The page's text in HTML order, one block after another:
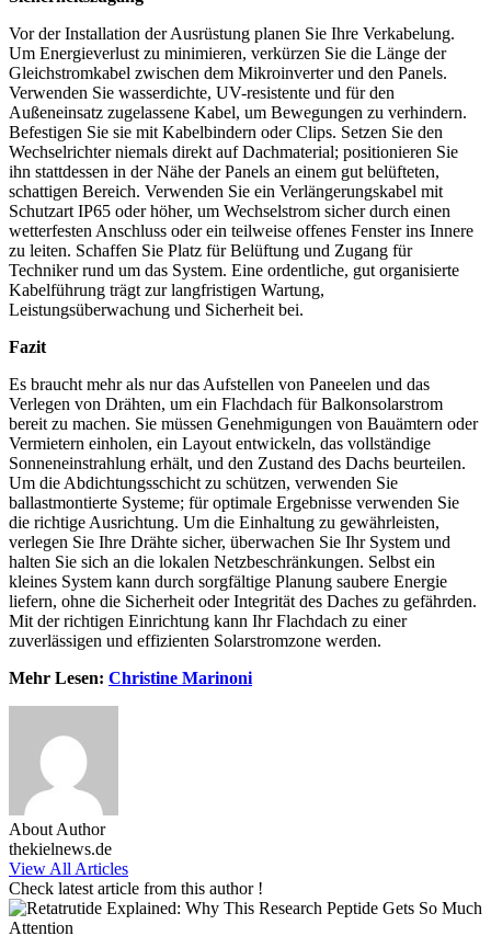
Vor der Installation der Ausrüstung planen Sie Ihre Verkabelung.
Um Energieverlust zu minimieren, verkürzen Sie die Länge der
Gleichstromkabel zwischen dem Mikroinverter und den Panels.
Verwenden Sie wasserdichte, UV-resistente und für den
Außeneinsatz zugelassene Kabel, um Bewegungen zu verhindern.
Befestigen Sie sie mit Kabelbindern oder Clips. Setzen Sie den
Wechselrichter niemals direkt auf Dachmaterial; positionieren Sie
ihn stattdessen in der Nähe der Panels an einem gut belüfteten,
schattigen Bereich. Verwenden Sie ein Verlängerungskabel mit
Schutzart IP65 oder höher, um Wechselstrom sicher durch einen
wetterfesten Anschluss oder ein teilweise offenes Fenster ins Innere
zu leiten. Schaffen Sie Platz für Belüftung und Zugang für
Techniker rund um das System. Eine ordentliche, gut organisierte
Kabelführung trägt zur langfristigen Wartung,
Leistungsüberwachung und Sicherheit bei.
Fazit
Es braucht mehr als nur das Aufstellen von Paneelen und das
Verlegen von Drähten, um ein Flachdach für Balkonsolarstrom
bereit zu machen. Sie müssen Genehmigungen von Bauämtern oder
Vermietern einholen, ein Layout entwickeln, das vollständige
Sonneneinstrahlung erhält, und den Zustand des Dachs beurteilen.
Um die Abdichtungsschicht zu schützen, verwenden Sie
ballastmontierte Systeme; für optimale Ergebnisse verwenden Sie
die richtige Ausrichtung. Um die Einhaltung zu gewährleisten,
verlegen Sie Ihre Drähte sicher, überwachen Sie Ihr System und
halten Sie sich an die lokalen Netzbeschränkungen. Selbst ein
kleines System kann durch sorgfältige Planung saubere Energie
liefern, ohne die Sicherheit oder Integrität des Daches zu gefährden.
Mit der richtigen Einrichtung kann Ihr Flachdach zu einer
zuverlässigen und effizienten Solarstromzone werden.
Mehr Lesen: Christine Marinoni
About Author
thekielnews.de
View All Articles
Check latest article from this author !